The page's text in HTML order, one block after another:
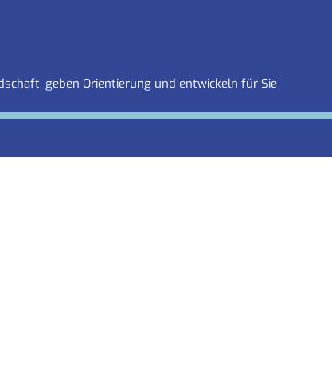
geben Orientierung und entwickeln für Sie